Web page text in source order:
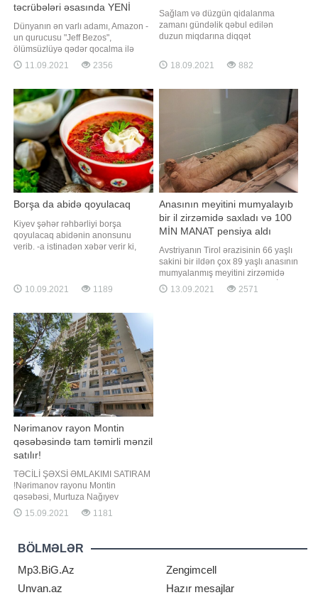
təcrübələri əsasında YENİ
TEXNOLOGİYA
Dünyanın ən varlı adamı, Amazon -
un qurucusu "Jeff Bezos",
ölümsüzlüyə qədər qocalma ilə
mübarizə texnologiyaları yaradan
"Altos Labs" startapının sərmayəçisi
məlumat yayıb. Şirkət yaşlanma
prosesini öyrənir və qocalmanı
məğlub etmək üçü
11.09.2021 2356
Sağlam və düzgün qidalanma
zamanı gündəlik qəbul edilən
duzun miqdarına diqqət
normal qəbulu üçün aşağıdakılara
diqqət yerirmək lazımdır:. * Duz
qəbulu artıq mayenin qəbuluna və
təzyiqin yüksəlməsin
18.09.2021 882
Borşa da abidə qoyulacaq
Kiyev şəhər rəhbərliyi borşa
qoyulacaq abidənin anonsunu
verib. -a istinadən xəbər verir ki,
Müvafiq təşəbbüsü aşpaz Yevgeni
Ukraynada duzlu xiyara, qarpıza,
dondurmaya və bu kimi qida
vasitələrin
10.09.2021 1189
Anasının meyitini mumyalayıb
bir il zirzəmidə saxladı və 100
MİN MANAT pensiya aldı
Avstriyanın Tirol ərazisinin 66 yaşlı
sakini bir ildən çox 89 yaşlı anasının
mumyalanmış meyitini zirzəmidə
saxlayaraq, pensiyasını alıb. BİG.AZ
xəbər verir ki, bu barədə "BBC
13.09.2021 2571
Nərimanov rayon Montin
qəsəbəsində tam təmirli mənzil
satılır!
TƏCİLİ ŞƏXSİ ƏMLAKIMI SATIRAM
!Nərimanov rayonu Montin
qəsəbəsi, Murtuza Nağıyev
küçəsində yeni tikili 16 mərtəbəli
binanın 6-cı mərtəbəsində yerləşir.
yataq otağı, zal+studio mətbəx,
sanitar qovşaq, dəhliz və iki
eyvandan ibarətdir. Qaz, su, işıq
daimidir. İstilik sistem
15.09.2021 1181
BÖLMƏLƏR
Mp3.BiG.Az
Zengimcell
Unvan.az
Hazır mesajlar